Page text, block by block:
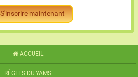
S'inscrire maintenant
ACCUEIL
RÈGLES DU YAMS